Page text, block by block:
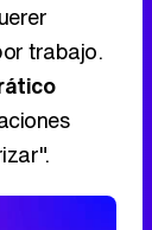
trabajo.